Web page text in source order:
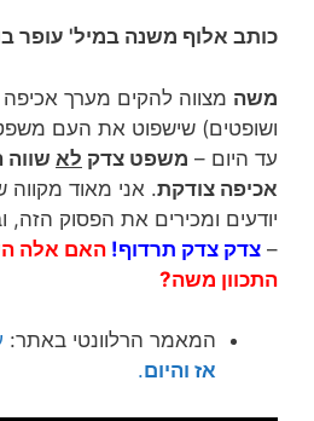
כותב אלוף משנה במיל' עופר
משה מצווה להקים מערך
ושופטים) שישפוט את העם
עד היום – משפט צדק לא שווה
אכיפה צודקת. אני מאוד מקווה
יודעים ומכירים את הפסוק הזה,
– צדק צדק תרדוף! האם אלה
התכוון משה?
המאמר הרלוונטי באתר:
אז והיום.